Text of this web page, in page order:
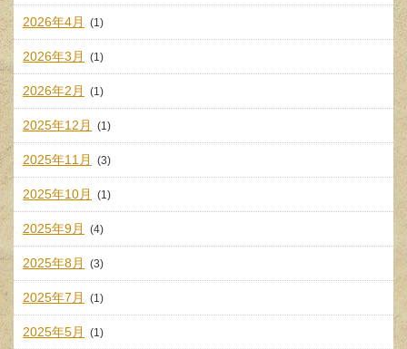
2026年4月 (1)
2026年3月 (1)
2026年2月 (1)
2025年12月 (1)
2025年11月 (3)
2025年10月 (1)
2025年9月 (4)
2025年8月 (3)
2025年7月 (1)
2025年5月 (1)